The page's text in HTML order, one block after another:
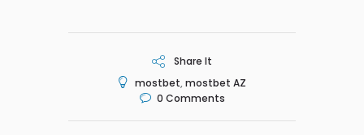
Share It
mostbet,mostbet AZ
0 Comments